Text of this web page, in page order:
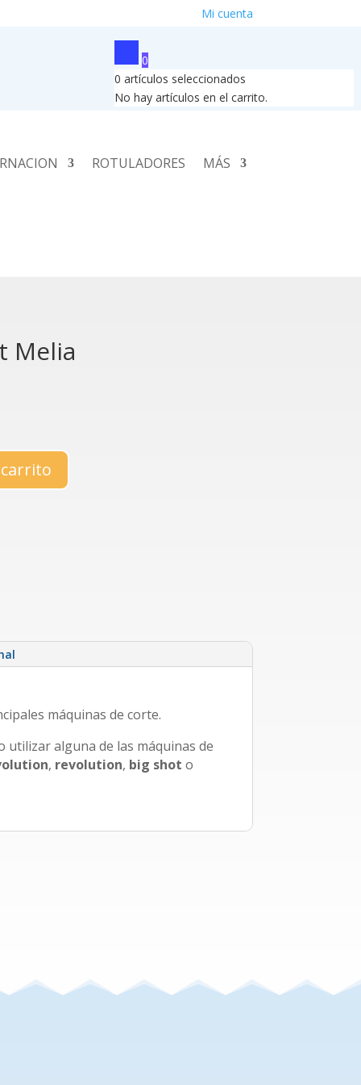
Mi cuenta
0
0 artículos seleccionados
No hay artículos en el carrito.
ROTULADORES MÁS
Melia
máquinas de corte.
alguna de las máquinas de
, revolution, big shot o